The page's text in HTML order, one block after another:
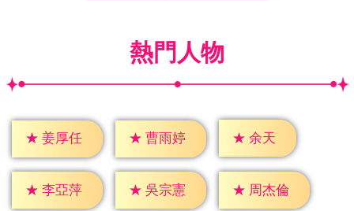
熱門人物
★ 姜厚任 ★ 曹雨婷 ★ 余天
★ 李亞萍 ★ 吳宗憲 ★ 周杰倫